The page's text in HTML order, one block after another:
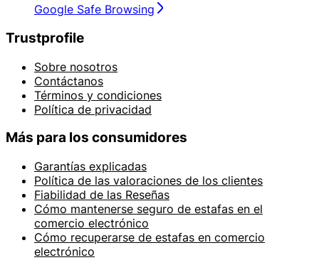
Google Safe Browsing
Trustprofile
Sobre nosotros
Contáctanos
Términos y condiciones
Política de privacidad
Más para los consumidores
Garantías explicadas
Política de las valoraciones de los clientes
Fiabilidad de las Reseñas
Cómo mantenerse seguro de estafas en el
comercio electrónico
Cómo recuperarse de estafas en comercio
electrónico